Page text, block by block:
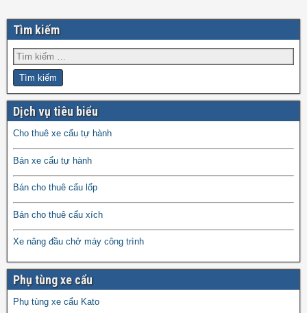
Tìm kiếm
Dịch vụ tiêu biểu
Cho thuê xe cẩu tự hành
Bán xe cẩu tự hành
Bán cho thuê cẩu lốp
Bán cho thuê cẩu xích
Xe nâng đầu chở máy công trình
Phụ tùng xe cẩu
Phụ tùng xe cẩu Kato